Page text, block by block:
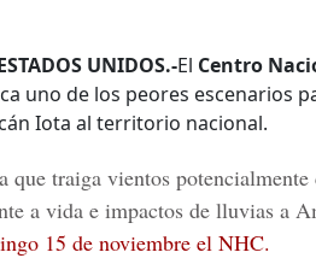
UNIDOS.-El Centro
uno de los peores escenarios
Iota al territorio nacional.
que traiga vientos
a vida e impactos de lluvias a
15 de noviembre el NHC.